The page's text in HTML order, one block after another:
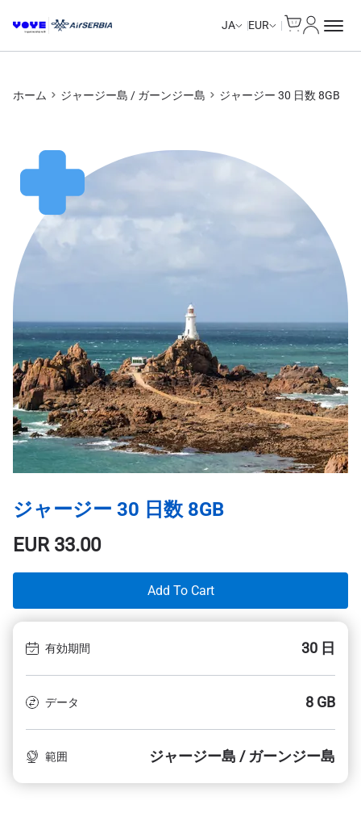
JA EUR
ホーム ジャージー島 / ガーンジー島 ジャージー 30 日数 8GB
ジャージー 30 日数 8GB
EUR33.00
Add To Cart
有効期間 30 日
データ 8 GB
範囲 ジャージー島 / ガーンジー島